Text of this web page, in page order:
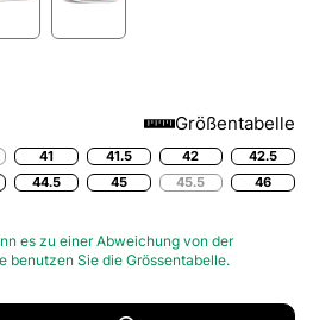
Größentabelle
41 41.5 42
42.5
44.5 45 45.5
46
es zu einer Abweichung von der
benutzen Sie die Grössentabelle.